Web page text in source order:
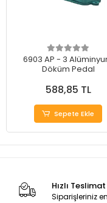
6903 AP - 3
Döküm Pedal
588,85 TL
Sepete Ekle
Hızlı Teslimat
Siparişleriniz